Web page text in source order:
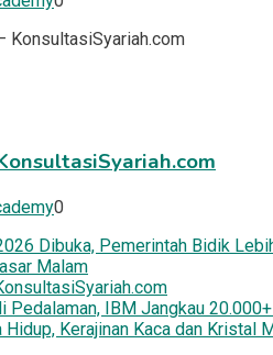
0
Dibuka, Pemerintah Bidik
Malam
Pedalaman, IBM Jangkau
Hidup, Kerajinan Kaca dan Kristal